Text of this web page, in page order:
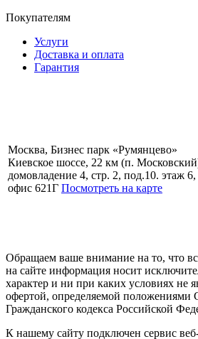
Покупателям
Услуги
Доставка и оплата
Гарантия
Москва, Бизнес парк «Румянцево»
Киевское шоссе, 22 км (п.
домовладение 4, стр. 2, под.10. этаж 6,
офис 621Г Посмотреть на карте
Обращаем ваше внимание на то, что
на сайте информация носит
характер и ни при каких условиях не
офертой, определяемой положениями
Гражданского кодекса Российской
К нашему сайту подключен сервис